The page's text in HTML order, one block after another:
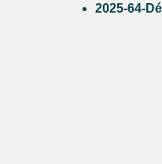
2025-64-